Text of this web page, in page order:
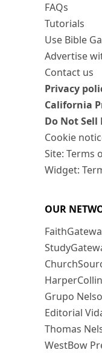
FAQs
Tutorials
Use Bible
Advertise
Contact us
Privacy
California
Do Not
Cookie
Site: Terms
Widget:
OUR
Grupo
Editorial
Thomas
WestBow